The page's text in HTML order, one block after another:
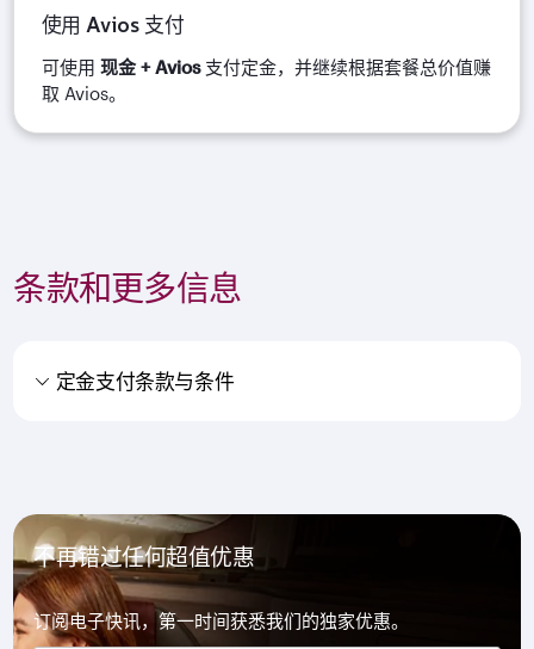
使用 Avios 支付
可使用 现金 + Avios支付定金，并继续根据套餐总价值赚
取 Avios。
条款和更多信息
定金支付条款与条件
不再错过任何超值优惠
订阅电子快讯，第一时间获悉我们的独家优惠。